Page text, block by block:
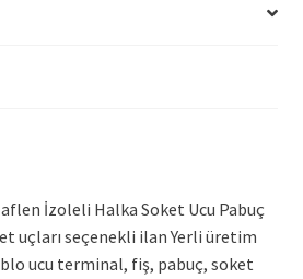
İzoleli Halka Soket Ucu Pabuç
uçları seçenekli ilan Yerli üretim
ucu terminal, fiş, pabuç, soket